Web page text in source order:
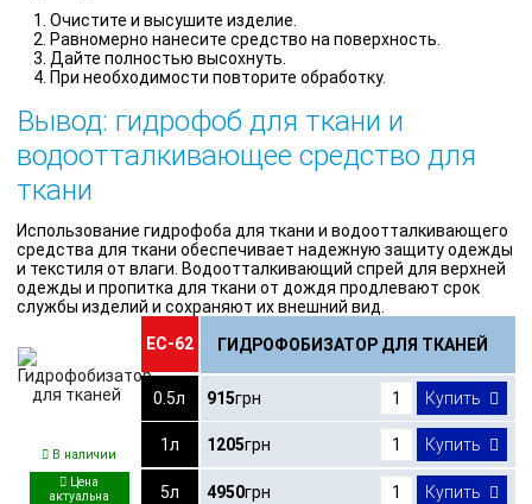
Очистите и высушите изделие.
Равномерно нанесите средство на поверхность.
Дайте полностью высохнуть.
При необходимости повторите обработку.
Вывод: гидрофоб для ткани и
водоотталкивающее средство для
ткани
Использование гидрофоба для ткани и водоотталкивающего
средства для ткани обеспечивает надежную защиту одежды
и текстиля от влаги. Водоотталкивающий спрей для верхней
одежды и пропитка для ткани от дождя продлевают срок
службы изделий и сохраняют их внешний вид.
В наличии
ЕС-62 ГИДРОФОБИЗАТОР ДЛЯ ТКАНЕЙ
0.5л 915грн Купить
1л 1205грн Купить
5л 4950грн Купить